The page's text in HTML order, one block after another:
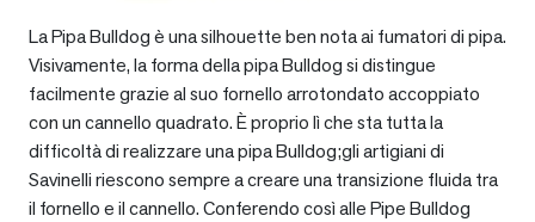
La Pipa Bulldog è una silhouette ben nota ai fumatori di pipa.
Visivamente, la forma della pipa Bulldog si distingue
facilmente grazie al suo fornello arrotondato accoppiato
con un cannello quadrato. È proprio lì che sta tutta la
difficoltà di realizzare una pipa Bulldog;gli artigiani di
Savinelli riescono sempre a creare una transizione fluida tra
il fornello e il cannello. Conferendo così alle Pipe Bulldog